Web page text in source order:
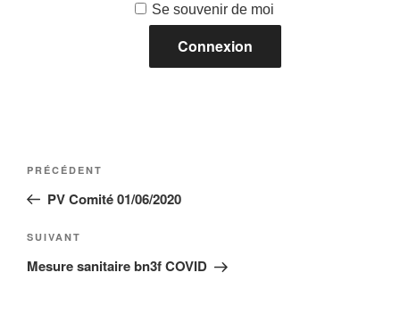
Se souvenir de moi
Navigation
l’article
Article
précédent
PRÉCÉDENT
PV Comité 01/06/2020
Article
suivant
SUIVANT
Mesure sanitaire bn3f COVID